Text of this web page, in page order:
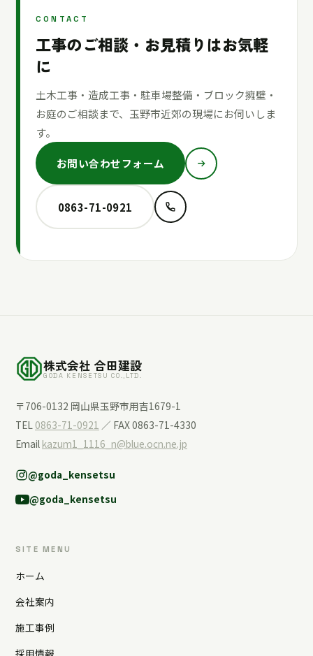
CONTACT
工事のご相談・お見積りはお気軽
に
土木工事・造成工事・駐車場整備・ブロック擁壁・
お庭のご相談まで、玉野市近郊の現場にお伺いしま
す。
お問い合わせフォーム
0863-71-0921
株式会社 合田建設
GODA KENSETSU CO.,LTD.
〒706-0132 岡山県玉野市用吉1679-1
TEL 0863-71-0921 ／ FAX 0863-71-4330
Email kazum1_1116_n@blue.ocn.ne.jp
@goda_kensetsu
@goda_kensetsu
SITE MENU
ホーム
会社案内
施工事例
採用情報